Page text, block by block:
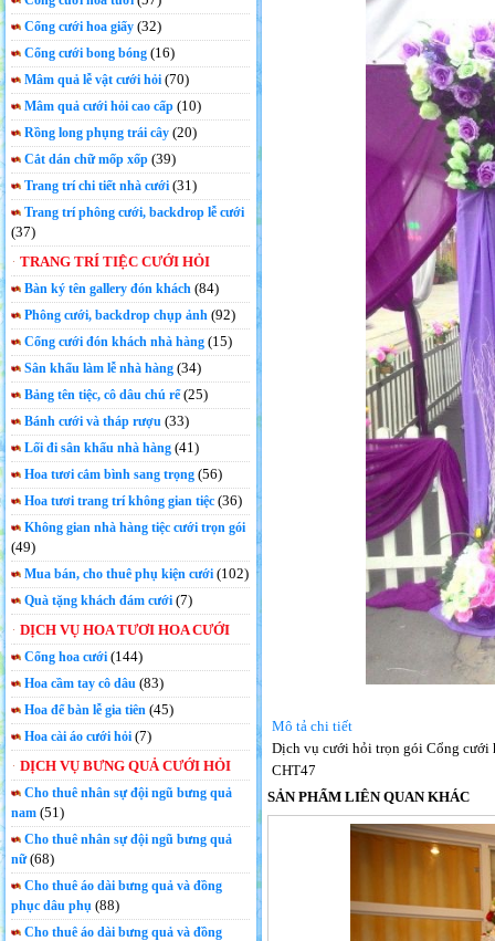
Cổng cưới hoa giấy (32)
Cổng cưới bong bóng (16)
Mâm quả lễ vật cưới hỏi (70)
Mâm quả cưới hỏi cao cấp (10)
Rồng long phụng trái cây (20)
Cắt dán chữ mốp xốp (39)
Trang trí chi tiết nhà cưới (31)
Trang trí phông cưới, backdrop lễ cưới
(37)
TRANG TRÍ TIỆC CƯỚI HỎI
Bàn ký tên gallery đón khách (84)
Phông cưới, backdrop chụp ảnh (92)
Cổng cưới đón khách nhà hàng (15)
Sân khấu làm lễ nhà hàng (34)
Bảng tên tiệc, cô dâu chú rể(25)
Bánh cưới và tháp rượu (33)
Lối đi sân khấu nhà hàng (41)
Hoa tươi cắm bình sang trọng (56)
Hoa tươi trang trí không gian tiệc (36)
Không gian nhà hàng tiệc cưới trọn gói
(49)
Mua bán, cho thuê phụ kiện cưới (102)
Quà tặng khách đám cưới (7)
DỊCH VỤ HOA TƯƠI HOA CƯỚI
Cổng hoa cưới (144)
Hoa cầm tay cô dâu(83)
Hoa để bàn lễ gia tiên (45)
Hoa cài áo cưới hỏi (7)
DỊCH VỤ BƯNG QUẢ CƯỚI HỎI
Cho thuê nhân sự đội ngũ bưng quả
nam (51)
Cho thuê nhân sự đội ngũ bưng quả
nữ(68)
Cho thuê áo dài bưng quả và đồng
phục dâu phụ (88)
Cho thuê áo dài bưng quả và đồng
Mô tả chi tiết
Dịch vụ cưới hỏi trọn gói Cổng cưới
CHT47
SẢN PHẨM LIÊN QUAN KHÁC